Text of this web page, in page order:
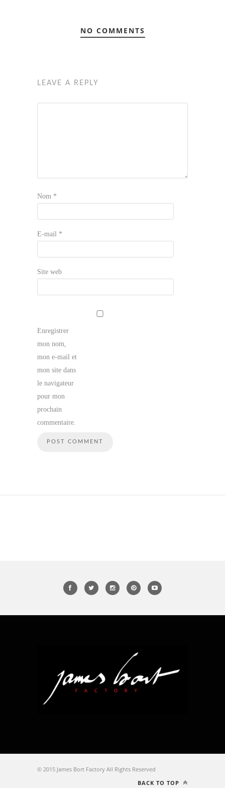
NO COMMENTS
LEAVE A REPLY
Nom *
E-mail *
Site web
Enregistrer
mon nom,
mon e-mail et
mon site dans
le navigateur
pour mon
prochain
commentaire.
© 2015 James Bort Factory All Rights Reserved
BACK TO TOP